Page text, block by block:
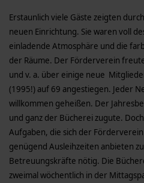
Erstaunlich viele Gäste zeigten
neuen Einrichtung. Sie waren voll
einladende Atmosphäre und die
der Räume. Der Förderverein
und v. a. über einige neue
(1995!) auf 69 angestiegen. Jeder
willkommen geheißen. Der
und ganz der Bücherei zugute.
Aufgaben, die sich der
genügend Ausleihzeiten anbieten
Betreuungskräfte nötig. Die
zweimal wöchentlich in der